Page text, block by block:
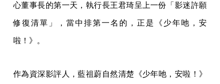
心董事長的第一天，執行長王君琦呈上一份「影迷許願
修復清單」，當中排第一名的，正是《少年吔，安
啦！》。
作為資深影評人，藍祖蔚自然清楚《少年吔，安啦！》